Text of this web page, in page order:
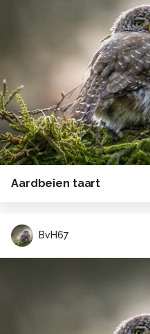
Aardbeien taart
BvH67